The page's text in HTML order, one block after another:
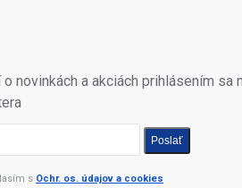
novinkách a akciách prihlásením sa
Poslať
s Ochr. os. údajov a cookies